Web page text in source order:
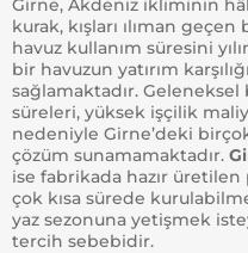
Girne, Akdeniz ikliminin
kurak, kışları ılıman
havuz kullanım süresini
bir havuzun yatırım
sağlamaktadır.
süreleri, yüksek işçilik
nedeniyle Girne’deki
çözüm sunamamaktadır.
ise fabrikada hazır
çok kısa sürede
yaz sezonuna yetişmek
tercih sebebidir.